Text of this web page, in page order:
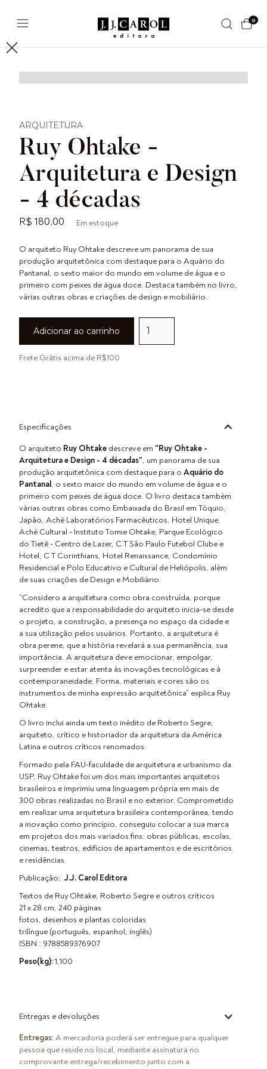
0
ARQUITETURA
Ruy Ohtake -
Arquitetura e Design
- 4 décadas
R$ 180,00 Em estoque
O arquiteto Ruy Ohtake descreve um panorama de sua
produção arquitetônica com destaque para o Aquário do
Pantanal, o sexto maior do mundo em volume de água e o
primeiro com peixes de água doce. Destaca também no livro,
várias outras obras e criações de design e mobiliário.
Frete Grátis acima de R$100
Especificações
O arquiteto Ruy Ohtake descreve em "Ruy Ohtake -
Arquitetura e Design - 4 décadas", um panorama de sua
produção arquitetônica com destaque para o Aquário do
Pantanal, o sexto maior do mundo em volume de água e o
primeiro com peixes de água doce. O livro destaca também
várias outras obras como Embaixada do Brasil em Tóquio,
Japão, Aché Laboratórios Farmacêuticos, Hotel Unique,
Aché Cultural - Instituto Tomie Ohtake, Parque Ecológico
do Tietê - Centro de Lazer, C T São Paulo Futebol Clube e
Hotel, C T Corinthians, Hotel Renaissance, Condomínio
Residencial e Polo Educativo e Cultural de Heliópolis, além
de suas criações de Design e Mobiliário.
“Considero a arquitetura como obra construída, porque
acredito que a responsabilidade do arquiteto inicia-se desde
o projeto, a construção, a presença no espaço da cidade e
a sua utilização pelos usuários. Portanto, a arquitetura é
obra perene, que a história revelará a sua permanência, sua
importância. A arquitetura deve emocionar, empolgar,
surpreender e estar atenta às inovações tecnológicas e à
contemporaneidade. Forma, materiais e cores são os
instrumentos de minha expressão arquitetônica” explica Ruy
Ohtake.
O livro inclui ainda um texto inédito de Roberto Segre,
arquiteto, crítico e historiador da arquitetura da América
Latina e outros críticos renomados.
Formado pela FAU-faculdade de arquitetura e urbanismo da
USP, Ruy Ohtake foi um dos mais importantes arquitetos
brasileiros e imprimiu uma linguagem própria em mais de
300 obras realizadas no Brasil e no exterior. Comprometido
em realizar uma arquitetura brasileira contemporânea, tendo
a inovação como princípio, conseguiu colocar a sua marca
em projetos dos mais variados fins: obras públicas, escolas,
cinemas, teatros, edifícios de apartamentos e de escritórios
e residências.
Publicação: J.J. Carol Editora
Textos de Ruy Ohtake, Roberto Segre e outros críticos
21 x 28 cm, 240 páginas
fotos, desenhos e plantas coloridas
trilíngue (português, espanhol, inglês)
ISBN : 9788589376907
Peso(kg):1,100
Entregas e devoluções
Entregas:A mercadoria poderá ser entregue para qualquer
pessoa que reside no local, mediante assinatura no
comprovante entrega/recebimento junto com a